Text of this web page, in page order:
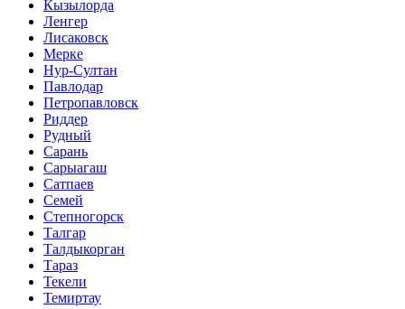
Кызылорда
Ленгер
Лисаковск
Мерке
Нур-Султан
Павлодар
Петропавловск
Риддер
Рудный
Сарань
Сарыагаш
Сатпаев
Семей
Степногорск
Талгар
Талдыкорган
Тараз
Текели
Темиртау